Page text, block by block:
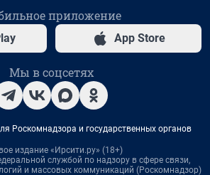
приложение
App Store
Мы в соцсетях
Роскомнадзора и государственных органов
издание «Ирсити.ру» (18+)
службой по надзору в сфере связи,
и массовых коммуникаций (Роскомнадзор)